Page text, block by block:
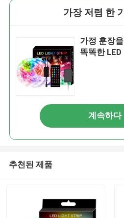
가장 저렴 한
가정 훈장
똑똑한
계속하다
추천된 제품